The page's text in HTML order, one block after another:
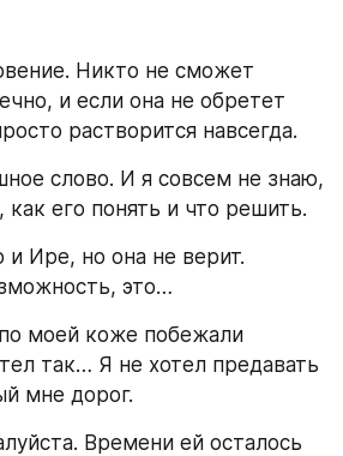
Никто не сможет
и если она не обретет
растворится навсегда.
слово. И я совсем не знаю,
как его понять и что решить.
Ире, но она не верит.
это…
моей коже побежали
так… Я не хотел предавать
мне дорог.
Времени ей осталось